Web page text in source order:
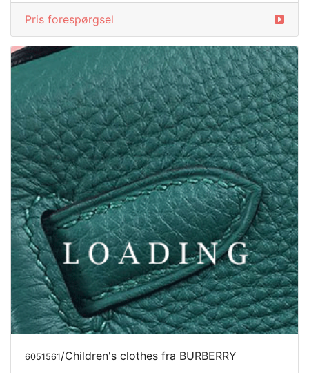
Pris forespørgsel
6051561/Children's clothes fra BURBERRY